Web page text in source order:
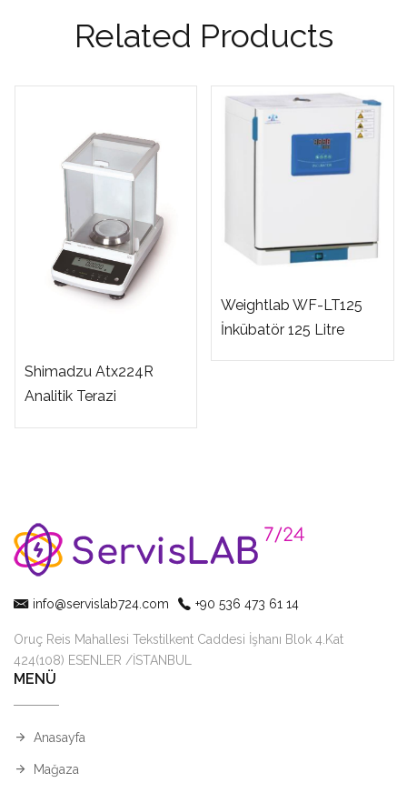
Related Products
Shimadzu Atx224R
Analitik Terazi
Weightlab WF-LT125
İnkübatör 125 Litre
info@servislab724.com +90 536 473 61 14
Oruç Reis Mahallesi Tekstilkent Caddesi İşhanı Blok 4.Kat
424(108) ESENLER /İSTANBUL
MENÜ
Anasayfa
Mağaza